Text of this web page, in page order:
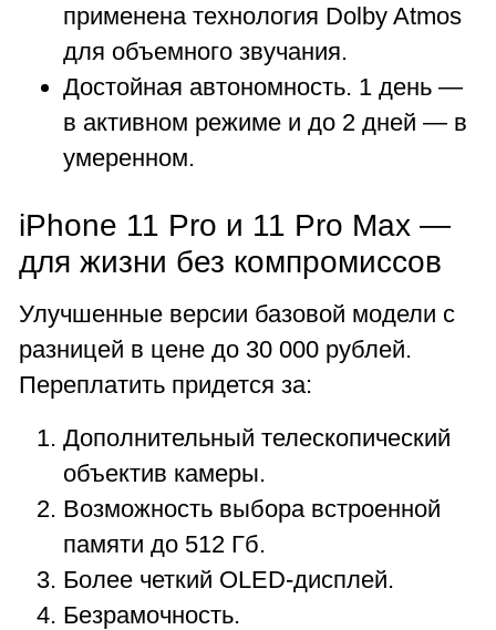
применена технология Dolby Atmos
для объемного звучания.
Достойная автономность. 1 день —
в активном режиме и до 2 дней — в
умеренном.
iPhone 11 Pro и 11 Pro Max —
для жизни без компромиссов
Улучшенные версии базовой модели с
разницей в цене до 30 000 рублей.
Переплатить придется за:
Дополнительный телескопический
объектив камеры.
Возможность выбора встроенной
памяти до 512 Гб.
Более четкий OLED-дисплей.
Безрамочность.